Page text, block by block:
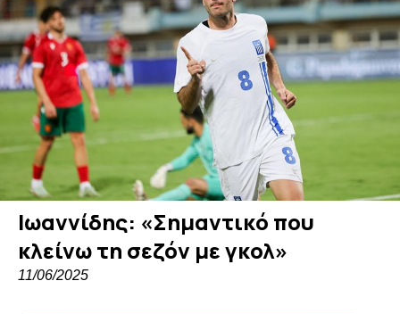
Ιωαννίδης: «Σημαντικό που
κλείνω τη σεζόν με γκολ»
11/06/2025